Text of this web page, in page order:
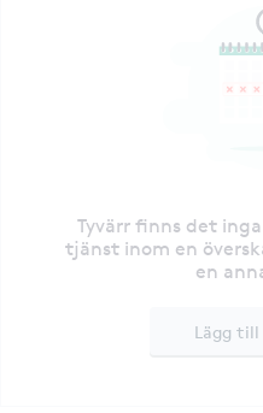
Tyvärr finns det
tjänst inom en
en
Lägg